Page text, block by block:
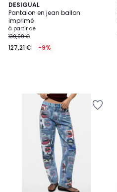
DESIGUAL
Pantalon en jean ballon
imprimé
à partir de
139,99 €
127,21 € -9%